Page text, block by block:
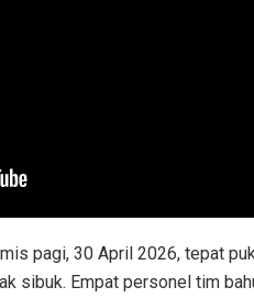
pagi, 30 April 2026, tepat
sibuk. Empat personel tim